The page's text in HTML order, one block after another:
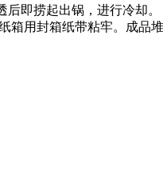
即捞起出锅，进行冷却。
用封箱纸带粘牢。成品堆